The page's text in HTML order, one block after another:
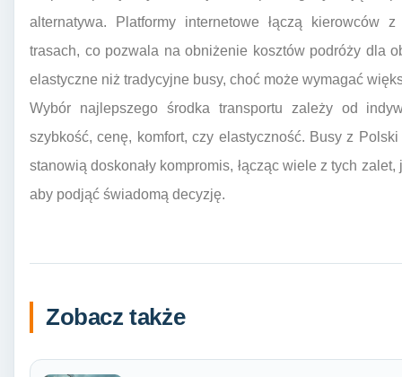
alternatywa. Platformy internetowe łączą kierowców
trasach, co pozwala na obniżenie kosztów podróży dla
elastyczne niż tradycyjne busy, choć może wymagać
Wybór najlepszego środka transportu zależy od
szybkość, cenę, komfort, czy elastyczność. Busy z
stanowią doskonały kompromis, łącząc wiele z tych
aby podjąć świadomą decyzję.
Zobacz także